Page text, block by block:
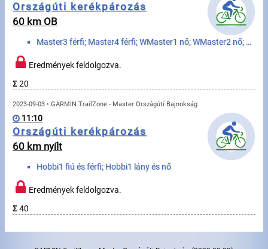
Evezés
Rajtlisták, Eredmények
Útmutató
GY.I.K.
Időmérés
Beépülő modul
Rendező, szervező
Országúti kerékpározás
60 km OB
Master3 férfi; Master4 férfi; WMaster1 nő; WMaster2 nő; WMaster3 nő; WMaster4 nő
Eredmények feldolgozva.
Σ20
2023-09-03 • GARMIN TrailZone - Master Országúti Bajnokság
11:10
Országúti kerékpározás
60 km nyílt
Hobbi1 fiú és férfi; Hobbi1 lány és nő
Eredmények feldolgozva.
Σ40